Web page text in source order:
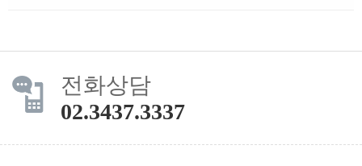
전화상담
02.3437.3337